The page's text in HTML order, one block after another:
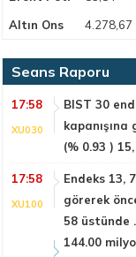
Altın Ons
4.278,67
Seans Raporu
17:58
XU030
BIST 30
(% 0.93 )
17:58
XU100
Endeks 13,
görerek
58 üstünde
144.00